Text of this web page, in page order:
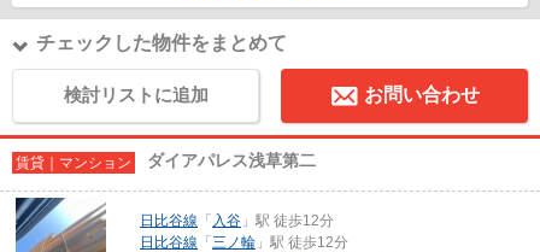
チェックした物件をまとめて
検討リストに追加 お問い合わせ
賃貸｜マンション ダイアパレス浅草第二
日比谷線 「 入谷 」駅 徒歩12分
日比谷線 「 三ノ輪 」駅 徒歩12分